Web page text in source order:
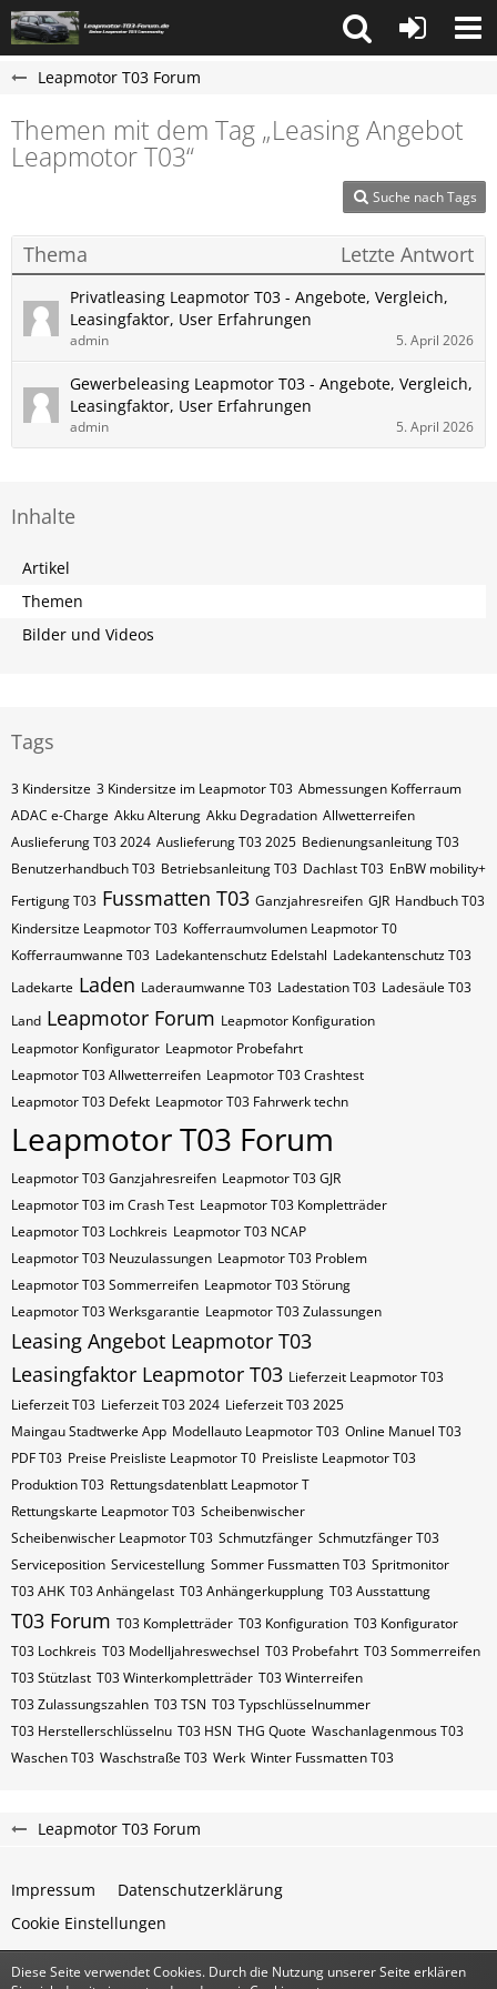
Leapmotor T03 Forum
Themen mit dem Tag „Leasing Angebot
Leapmotor T03“
Suche nach Tags
Thema Letzte Antwort
Privatleasing Leapmotor T03 - Angebote, Vergleich,
Leasingfaktor, User Erfahrungen
admin 5. April 2026
Gewerbeleasing Leapmotor T03 - Angebote, Vergleich,
Leasingfaktor, User Erfahrungen
admin 5. April 2026
Inhalte
Artikel
Themen
Bilder und Videos
Tags
3 Kindersitze 3 Kindersitze im Leapmotor T03 Abmessungen Kofferraum
ADAC e-Charge Akku Alterung Akku Degradation Allwetterreifen
Auslieferung T03 2024 Auslieferung T03 2025 Bedienungsanleitung T03
Benutzerhandbuch T03 Betriebsanleitung T03 Dachlast T03 EnBW mobility+
Fertigung T03 Fussmatten T03 Ganzjahresreifen GJR Handbuch T03
Kindersitze Leapmotor T03 Kofferraumvolumen Leapmotor T0
Kofferraumwanne T03 Ladekantenschutz Edelstahl Ladekantenschutz T03
Ladekarte Laden Laderaumwanne T03 Ladestation T03 Ladesäule T03
Land Leapmotor Forum Leapmotor Konfiguration
Leapmotor Konfigurator Leapmotor Probefahrt
Leapmotor T03 Allwetterreifen Leapmotor T03 Crashtest
Leapmotor T03 Defekt Leapmotor T03 Fahrwerk techn
Leapmotor T03 Forum
Leapmotor T03 Ganzjahresreifen Leapmotor T03 GJR
Leapmotor T03 im Crash Test Leapmotor T03 Kompletträder
Leapmotor T03 Lochkreis Leapmotor T03 NCAP
Leapmotor T03 Neuzulassungen Leapmotor T03 Problem
Leapmotor T03 Sommerreifen Leapmotor T03 Störung
Leapmotor T03 Werksgarantie Leapmotor T03 Zulassungen
Leasing Angebot Leapmotor T03
Leasingfaktor Leapmotor T03 Lieferzeit Leapmotor T03
Lieferzeit T03 Lieferzeit T03 2024 Lieferzeit T03 2025
Maingau Stadtwerke App Modellauto Leapmotor T03 Online Manuel T03
PDF T03 Preise Preisliste Leapmotor T0 Preisliste Leapmotor T03
Produktion T03 Rettungsdatenblatt Leapmotor T
Rettungskarte Leapmotor T03 Scheibenwischer
Scheibenwischer Leapmotor​ T03 Schmutzfänger Schmutzfänger T03
Serviceposition Servicestellung Sommer Fussmatten T03 Spritmonitor
T03 AHK T03 Anhängelast T03 Anhängerkupplung T03 Ausstattung
T03 Forum T03 Kompletträder T03 Konfiguration T03 Konfigurator
T03 Lochkreis T03 Modelljahreswechsel T03 Probefahrt T03 Sommerreifen
T03 Stützlast T03 Winterkompletträder T03 Winterreifen
T03 Zulassungszahlen T03​​​​ TSN T03​​​​ Typschlüsselnummer
T03​​​​​ Herstellerschlüsselnu T03​​​​​ HSN THG Quote Waschanlagenmous T03
Waschen T03 Waschstraße T03 Werk Winter Fussmatten T03
Leapmotor T03 Forum
Impressum
Datenschutzerklärung
Cookie Einstellungen
Diese Seite verwendet Cookies. Durch die Nutzung unserer Seite erklären